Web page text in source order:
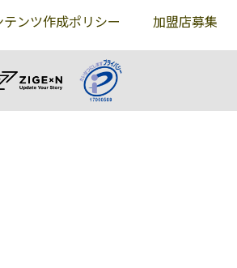
テンツ作成ポリシー 加盟店募集